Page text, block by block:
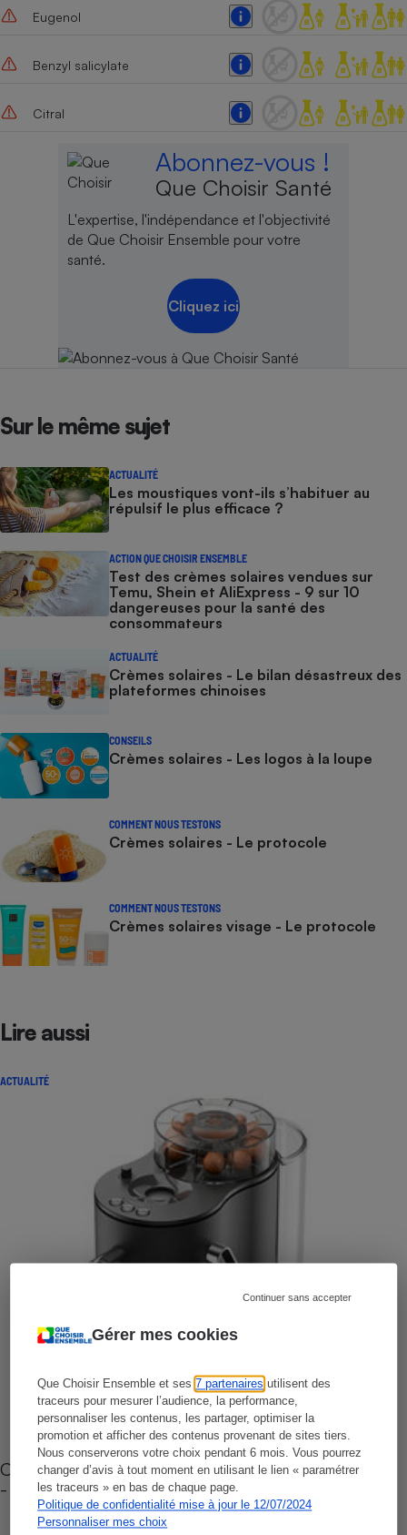
Gérer mes cookies
Que Choisir Ensemble et ses7 partenaires utilisent des
traceurs pour mesurer l’audience, la performance,
personnaliser les contenus, les partager, optimiser la
promotion et afficher des contenus provenant de sites tiers.
Nous conserverons votre choix pendant 6 mois. Vous pourrez
changer d’avis à tout moment en utilisant le lien « paramétrer
les traceurs » en bas de chaque page.
Politique de confidentialité mise à jour le 12/07/2024
Personnaliser mes choix
Continuer sans accepter
Eugenol
Benzyl salicylate
Citral
Abonnez-vous !
Que Choisir Santé
L'expertise, l'indépendance et l'objectivité
de Que Choisir Ensemble pour votre
santé.
Cliquez ici
Sur le même sujet
ACTUALITÉ
Les moustiques vont-ils s’habituer au
répulsif le plus efficace ?
ACTION QUE CHOISIR ENSEMBLE
Test des crèmes solaires vendues sur
Temu, Shein et AliExpress - 9 sur 10
dangereuses pour la santé des
consommateurs
ACTUALITÉ
Crèmes solaires - Le bilan désastreux des
plateformes chinoises
CONSEILS
Crèmes solaires - Les logos à la loupe
COMMENT NOUS TESTONS
Crèmes solaires - Le protocole
COMMENT NOUS TESTONS
Crèmes solaires visage - Le protocole
Lire aussi
ACTUALITÉ
Cafetière à capsules zéro déchet CoffeeB (vidéo)
- Premières impressions